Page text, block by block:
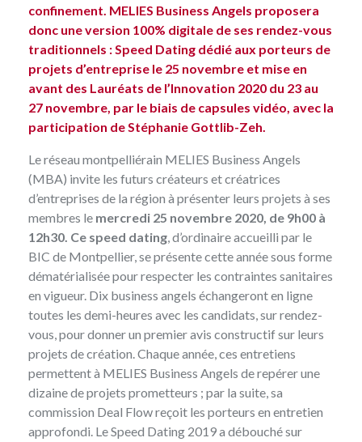
confinement. MELIES Business Angels proposera
donc une version 100% digitale de ses rendez-vous
traditionnels : Speed Dating dédié aux porteurs de
projets d’entreprise le 25 novembre et mise en
avant des Lauréats de l’Innovation 2020 du 23 au
27 novembre, par le biais de capsules vidéo, avec la
participation de Stéphanie Gottlib-Zeh.
Le réseau montpelliérain MELIES Business Angels
(MBA) invite les futurs créateurs et créatrices
d’entreprises de la région à présenter leurs projets à ses
membres le mercredi 25 novembre 2020, de 9h00 à
12h30. Ce speed dating, d’ordinaire accueilli par le
BIC de Montpellier, se présente cette année sous forme
dématérialisée pour respecter les contraintes sanitaires
en vigueur. Dix business angels échangeront en ligne
toutes les demi-heures avec les candidats, sur rendez-
vous, pour donner un premier avis constructif sur leurs
projets de création. Chaque année, ces entretiens
permettent à MELIES Business Angels de repérer une
dizaine de projets prometteurs ; par la suite, sa
commission Deal Flow reçoit les porteurs en entretien
approfondi. Le Speed Dating 2019 a débouché sur